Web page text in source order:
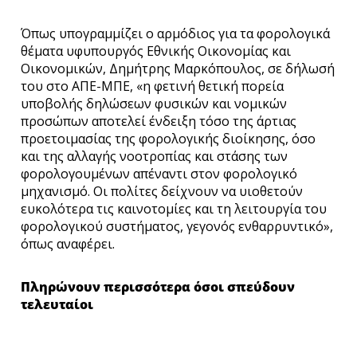
Όπως υπογραμμίζει ο αρμόδιος για τα φορολογικά
θέματα υφυπουργός Εθνικής Οικονομίας και
Οικονομικών, Δημήτρης Μαρκόπουλος, σε δήλωσή
του στο ΑΠΕ-ΜΠΕ, «η φετινή θετική πορεία
υποβολής δηλώσεων φυσικών και νομικών
προσώπων αποτελεί ένδειξη τόσο της άρτιας
προετοιμασίας της φορολογικής διοίκησης, όσο
και της αλλαγής νοοτροπίας και στάσης των
φορολογουμένων απέναντι στον φορολογικό
μηχανισμό. Οι πολίτες δείχνουν να υιοθετούν
ευκολότερα τις καινοτομίες και τη λειτουργία του
φορολογικού συστήματος, γεγονός ενθαρρυντικό»,
όπως αναφέρει.
Πληρώνουν περισσότερα όσοι σπεύδουν
τελευταίοι